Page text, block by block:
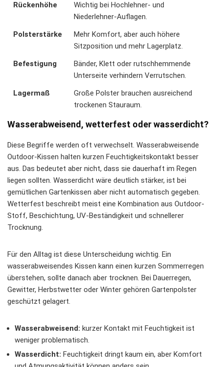
Rückenhöhe
Wichtig bei Hochlehner- und
Niederlehner-Auflagen.
Polsterstärke
Mehr Komfort, aber auch höhere
Sitzposition und mehr Lagerplatz.
Befestigung
Bänder, Klett oder rutschhemmende
Unterseite verhindern Verrutschen.
Lagermaß
Große Polster brauchen ausreichend
trockenen Stauraum.
Wasserabweisend, wetterfest oder wasserdicht?
Diese Begriffe werden oft verwechselt. Wasserabweisende
Outdoor-Kissen halten kurzen Feuchtigkeitskontakt besser
aus. Das bedeutet aber nicht, dass sie dauerhaft im Regen
liegen sollten. Wasserdicht wäre deutlich stärker, ist bei
gemütlichen Gartenkissen aber nicht automatisch gegeben.
Wetterfest beschreibt meist eine Kombination aus Outdoor-
Stoff, Beschichtung, UV-Beständigkeit und schnellerer
Trocknung.
Für den Alltag ist diese Unterscheidung wichtig. Ein
wasserabweisendes Kissen kann einen kurzen Sommerregen
überstehen, sollte danach aber trocknen. Bei Dauerregen,
Gewitter, Herbstwetter oder Winter gehören Gartenpolster
geschützt gelagert.
Wasserabweisend: kurzer Kontakt mit Feuchtigkeit ist
weniger problematisch.
Wasserdicht: Feuchtigkeit dringt kaum ein, aber Komfort